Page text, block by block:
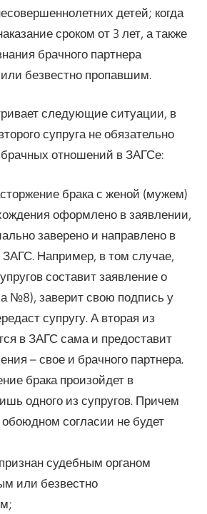
детей; когда
сроком от 3 лет, а также
брачного партнера
безвестно пропавшим.
следующие ситуации, в
супруга не обязательно
отношений в ЗАГСе:
брака с женой (мужем)
оформлено в заявлении,
заверено и направлено в
ЗАГС. Например, в том случае,
составит заявление о
№8), заверит свою подпись у
супругу. А вторая из
в ЗАГС сама и предоставит
– свое и брачного партнера.
брака произойдет в
одного из супругов. Причем
согласии не будет
судебным органом
или безвестно